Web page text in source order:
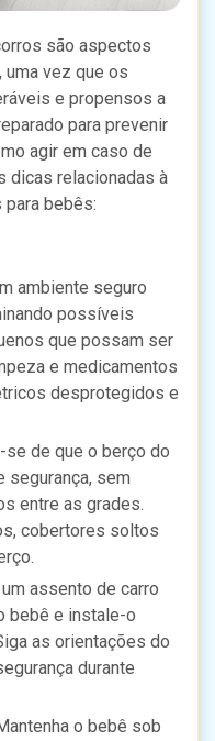
são aspectos
vez que os
e propensos a
para prevenir
agir em caso de
dicas relacionadas à
bebês:
ambiente seguro
possíveis
que possam ser
e medicamentos
desprotegidos e
se de que o berço do
segurança, sem
entre as grades.
cobertores soltos
assento de carro
bebê e instale-o
as orientações do
durante
o bebê sob